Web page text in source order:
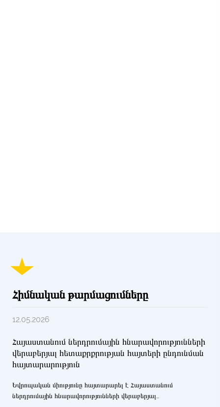
Հիմնական թարմացումները
12.05.2026
Հայաստանում ներդրումային հնարավորությունների
վերաբերյալ հետաքրքրության հայտերի ընդունման
հայտարարություն
Եվրոպական միությունը հայտարարել է Հայաստանում
ներդրումային հնարավորությունների վերաբերյալ